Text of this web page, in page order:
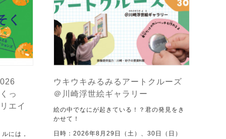
っ
エイ
には，
ウキウキみるみるアートクルーズ
＠川崎浮世絵ギャラリー
絵の中でなにが起きている！？君の発見をき
かせて！
日時：2026年8月29日（土）、30日（日）